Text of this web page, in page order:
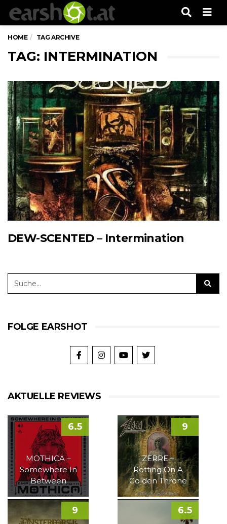
HOME TAG ARCHIVE
TAG: INTERMINATION
DEW-SCENTED – Intermination
FOLGE EARSHOT
AKTUELLE REVIEWS
MOTHICA –
Somewhere In
Between
6.5
ZERRE –
Rotting On A
Golden Throne
9
9 6.5